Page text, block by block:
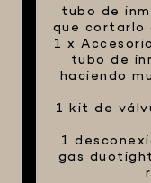
tubo de
que cortarlo
1 x
tubo de
haciendo
1 kit de
1
gas